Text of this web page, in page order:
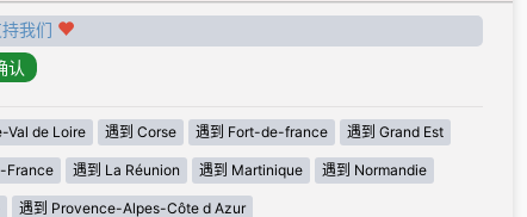
我们
Val de Loire 遇到 Corse 遇到 Fort-de-france 遇到 Grand Est
France 遇到 La Réunion 遇到 Martinique 遇到 Normandie
遇到 Provence-Alpes-Côte d Azur